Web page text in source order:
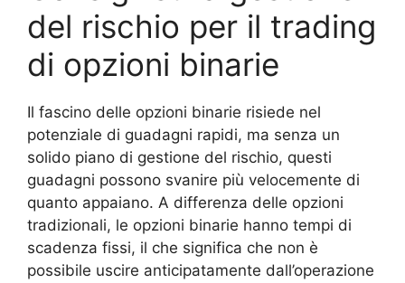
del rischio per il trading
di opzioni binarie
Il fascino delle opzioni binarie risiede nel
potenziale di guadagni rapidi, ma senza un
solido piano di gestione del rischio, questi
guadagni possono svanire più velocemente di
quanto appaiano. A differenza delle opzioni
tradizionali, le opzioni binarie hanno tempi di
scadenza fissi, il che significa che non è
possibile uscire anticipatamente dall’operazione